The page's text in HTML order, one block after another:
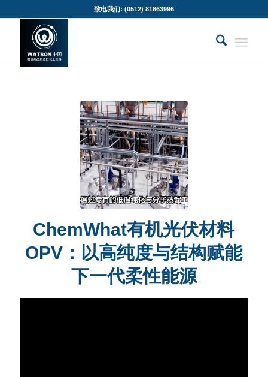
致电我们: (0512) 81863996
ChemWhat有机光伏材料
OPV：以高纯度与结构赋能
下一代柔性能源